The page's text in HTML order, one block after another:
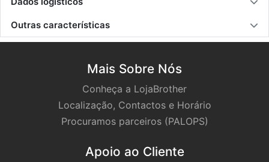
Outras características
Mais Sobre Nós
Conheça a LojaBrother
Localização, Contactos e Horário
Procuramos parceiros (PALOPS)
Apoio ao Cliente